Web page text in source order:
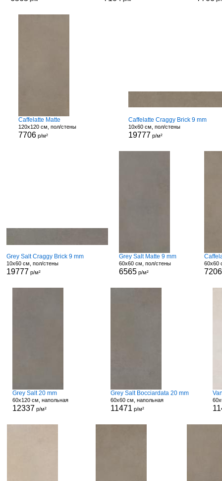
Caffelatte Matte
120x120 см, пол/стены
7706 р/м²
Caffelatte Craggy Brick 9 mm
10x60 см, пол/стены
19777 р/м²
Grey Salt Craggy Brick 9 mm
10x60 см, пол/стены
19777 р/м²
Grey Salt Matte 9 mm
60x60 см, пол/стены
6565р/м²
60x60
7206
Grey Salt 20 mm
60x120 см, напольная
12337 р/м²
Grey Salt Bocciardata 20 mm
60x60 см, напольная
11471 р/м²